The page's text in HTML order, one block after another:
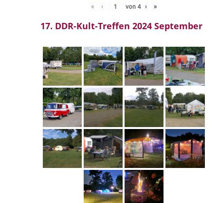
« ‹ von 4 › »
17. DDR-Kult-Treffen 2024 September